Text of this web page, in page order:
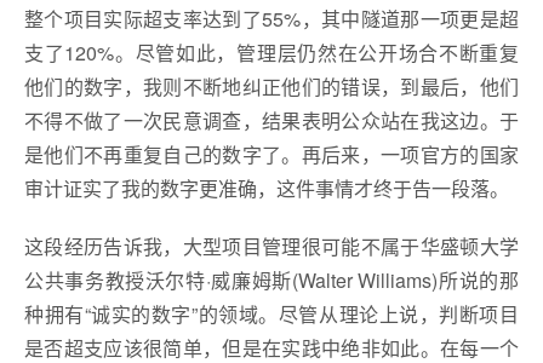
整个项目实际超支率达到了55%，其中隧道那一项更是超
支了120%。尽管如此，管理层仍然在公开场合不断重复
他们的数字，我则不断地纠正他们的错误，到最后，他们
不得不做了一次民意调查，结果表明公众站在我这边。于
是他们不再重复自己的数字了。再后来，一项官方的国家
审计证实了我的数字更准确，这件事情才终于告一段落。
这段经历告诉我，大型项目管理很可能不属于华盛顿大学
公共事务教授沃尔特·威廉姆斯(Walter Williams)所说的那
种拥有“诚实的数字”的领域。尽管从理论上说，判断项目
是否超支应该很简单，但是在实践中绝非如此。在每一个